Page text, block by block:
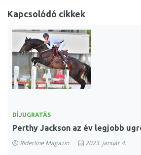
Kapcsolódó cikkek
DÍJUGRATÁS
Perthy Jackson az év legjobb
Riderline Magazin 2023. január 4.